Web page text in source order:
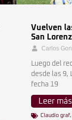
Vuelven
San
Carlos
Luego del
desde las 9,
fecha 19
Leer
Claudio graf,